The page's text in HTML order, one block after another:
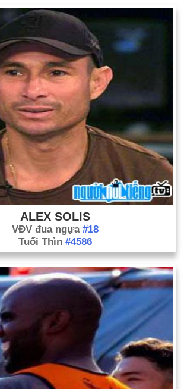
ALEX SOLIS
VĐV đua ngựa #18
Tuổi Thìn #4586